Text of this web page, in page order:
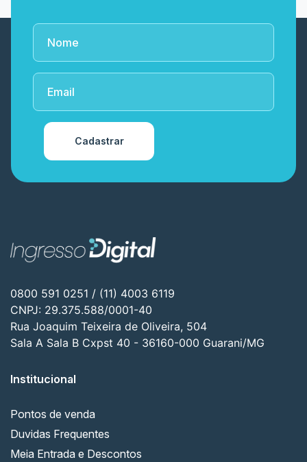
Cadastrar
0800 591 0251 / (11) 4003 6119
CNPJ: 29.375.588/0001-40
Rua Joaquim Teixeira de Oliveira, 504
Sala A Sala B Cxpst 40 - 36160-000 Guarani/MG
Institucional
Pontos de venda
Duvidas Frequentes
Meia Entrada e Descontos